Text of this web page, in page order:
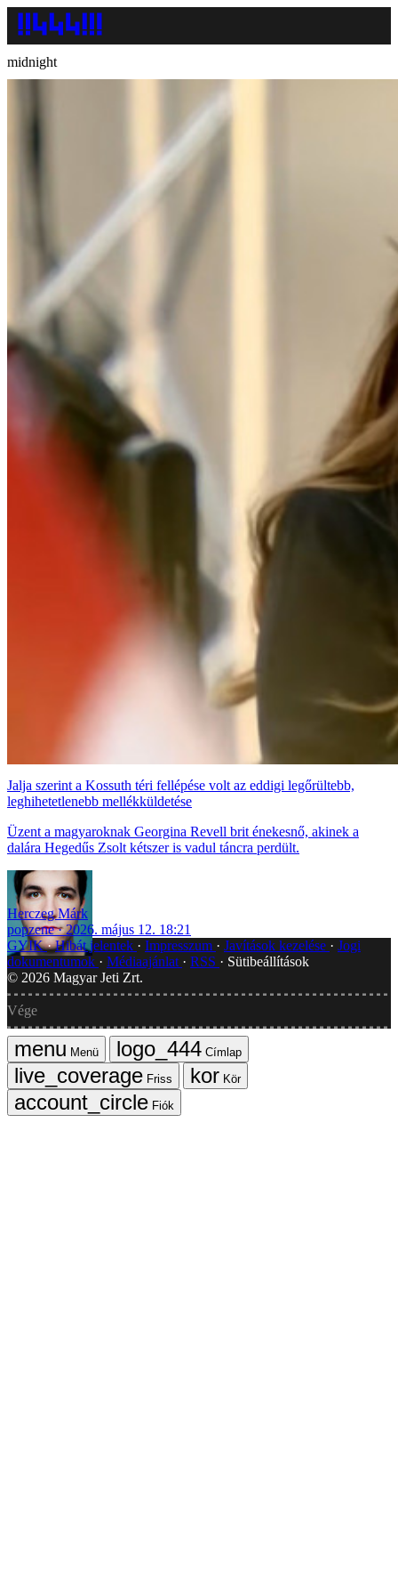
midnight
Jalja szerint a Kossuth téri fellépése volt az eddigi legőrültebb,
leghihetetlenebb mellékküldetése
Üzent a magyaroknak Georgina Revell brit énekesnő, akinek a
dalára Hegedűs Zsolt kétszer is vadul táncra perdült.
Herczeg Márk
popzene
2026. május 12. 18:21
GYIK Hibát jelentek Impresszum Javítások kezelése
Jogi
dokumentumok
Médiaajánlat RSS
Sütibeállítások
© 2026 Magyar Jeti Zrt.
Vége
Menü
Címlap
Friss
Kör
Fiók